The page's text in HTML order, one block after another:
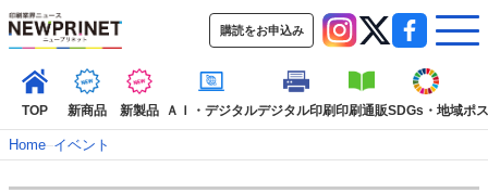
購読をお申込み
TOP 新商品 新製品 ＡＩ・デジタルデジタル印刷印刷通販SDGs・地域ポ
Home–イベント